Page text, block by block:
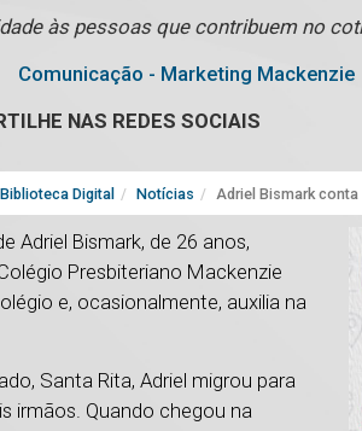
às pessoas que contribuem no
Comunicação - Marketing Mackenzie
NAS REDES SOCIAIS
Biblioteca Digital Notícias Adriel Bismark conta
Adriel Bismark, de 26 anos,
Presbiteriano Mackenzie
e, ocasionalmente, auxilia na
Santa Rita, Adriel migrou para
irmãos. Quando chegou na